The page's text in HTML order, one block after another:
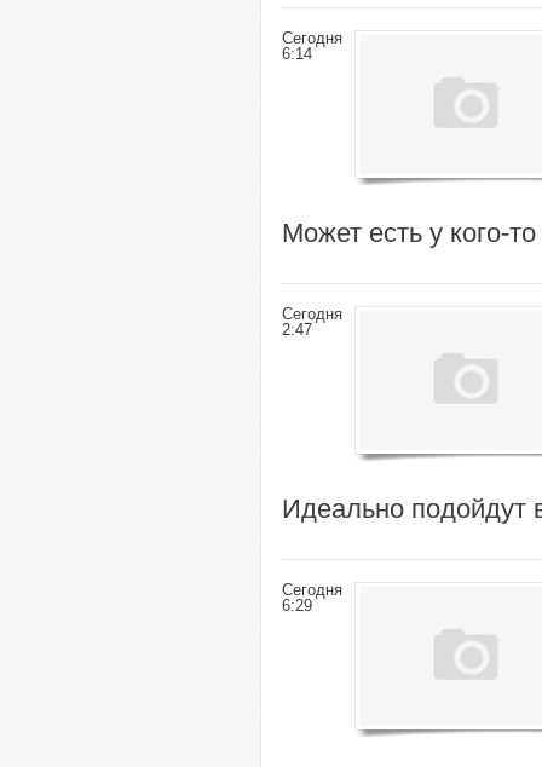
Сегодня
6:14
Может есть у кого-
Сегодня
2:47
Идеально подойдут
Сегодня
6:29